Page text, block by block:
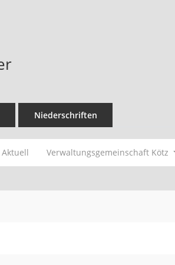
Niederschriften
Aktuell Verwaltungsgemeinschaft Kötz